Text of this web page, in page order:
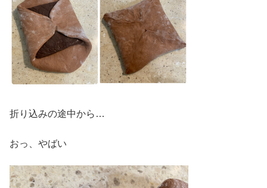
折り込みの途中から…
おっ、やばい